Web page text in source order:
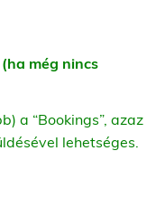
még nincs
a “Bookings”, azaz
lehetséges.